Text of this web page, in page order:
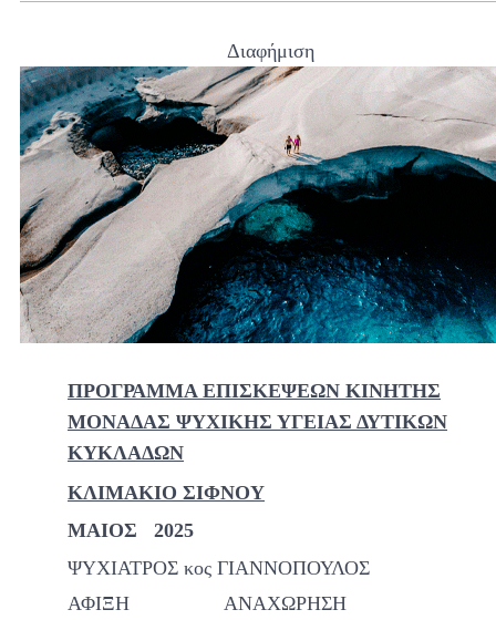
Διαφήμιση
ΠΡΟΓΡΑΜΜΑ ΕΠΙΣΚΕΨΕΩΝ ΚΙΝΗΤΗΣ
ΜΟΝΑΔΑΣ ΨΥΧΙΚΗΣ ΥΓΕΙΑΣ ΔΥΤΙΚΩΝ
ΚΥΚΛΑΔΩΝ
ΚΛΙΜΑΚΙΟ ΣΙΦΝΟΥ
ΜΑΙΟΣ 2025
ΨΥΧΙΑΤΡΟΣ κος ΓΙΑΝΝΟΠΟΥΛΟΣ
ΑΦΙΞΗ
ΑΝΑΧΩΡΗΣΗ